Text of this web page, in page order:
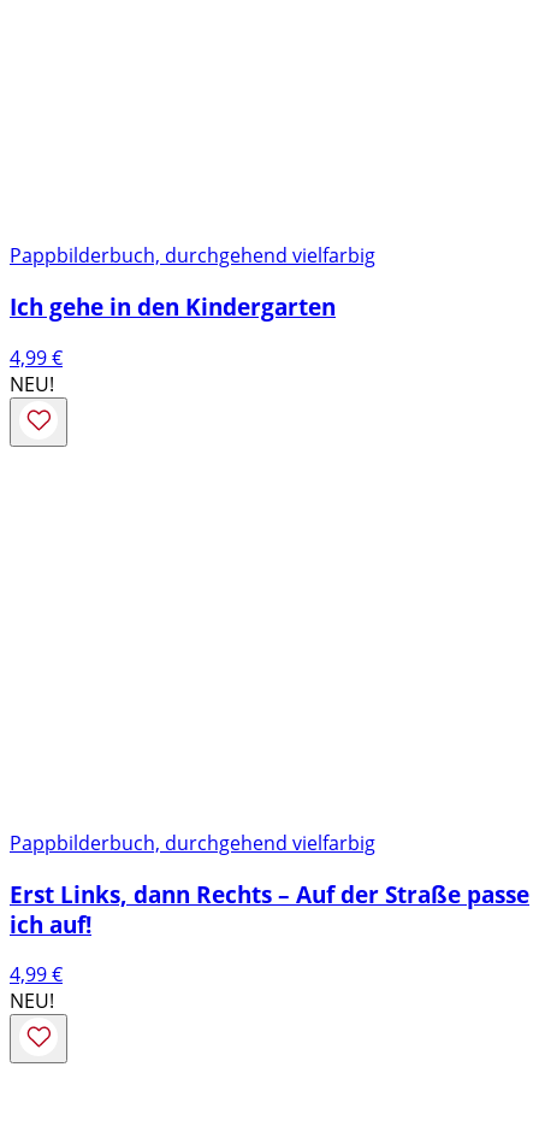
Pappbilderbuch, durchgehend vielfarbig
Ich gehe in den Kindergarten
4,99€
NEU!
Pappbilderbuch, durchgehend vielfarbig
Erst Links, dann Rechts – Auf der Straße passe
ich auf!
4,99€
NEU!